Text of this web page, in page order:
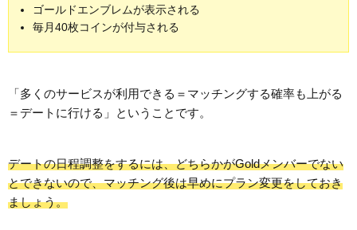
ゴールドエンブレムが表示される
毎月40枚コインが付与される
「多くのサービスが利用できる＝マッチングする確率も上がる
＝デートに行ける」ということです。
デートの日程調整をするには、どちらかがGoldメンバーでない
とできないので、マッチング後は早めにプラン変更をしておき
ましょう。